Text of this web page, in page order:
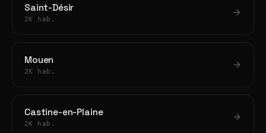
Saint-Désir
2K hab.
Mouen
2K hab.
Castine-en-Plaine
2K hab.